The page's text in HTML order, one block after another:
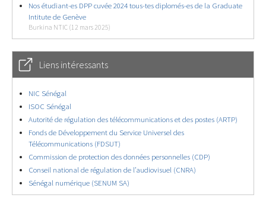
Nos étudiant-es DPP cuvée 2024 tous-tes diplomés-es de la Graduate
Intitute de Genève
Burkina NTIC (12 mars 2025)
Liens intéressants
NIC Sénégal
ISOC Sénégal
Autorité de régulation des télécommunications et des postes (ARTP)
Fonds de Développement du Service Universel des
Télécommunications (FDSUT)
Commission de protection des données personnelles (CDP)
Conseil national de régulation de l’audiovisuel (CNRA)
Sénégal numérique (SENUM SA)